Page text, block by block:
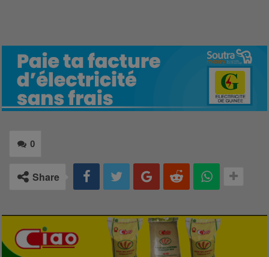
0
Share